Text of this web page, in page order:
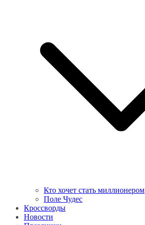
Кто хочет стать миллионером
Поле Чудес
Кроссворды
Новости